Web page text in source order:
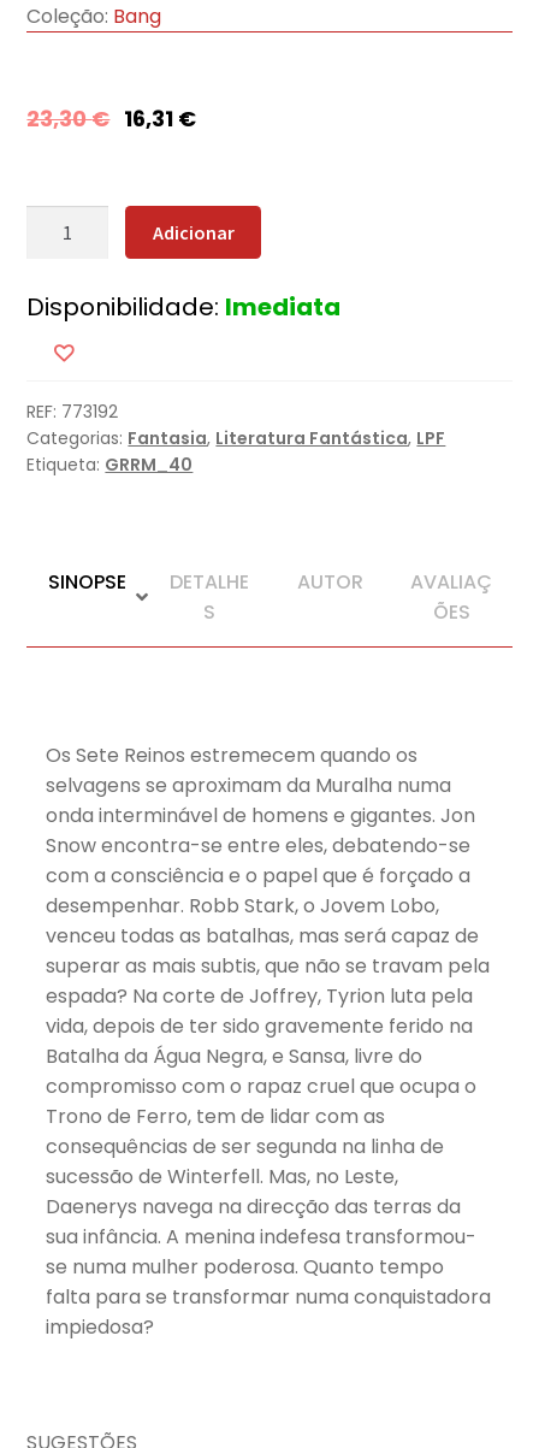
Coleção: Bang
23,30€ 16,31 €
Quantidade
Tormenta
Espadas
(Edição
especial
limitada)
Adicionar
Disponibilidade: Imediata
REF: 773192
Categorias: Fantasia, Literatura Fantástica, LPF
Etiqueta: GRRM_40
SINOPSE
DETALHE
S
AUTOR
AVALIAÇ
ÕES
Os Sete Reinos estremecem quando os
selvagens se aproximam da Muralha numa
onda interminável de homens e gigantes. Jon
Snow encontra-se entre eles, debatendo-se
com a consciência e o papel que é forçado a
desempenhar. Robb Stark, o Jovem Lobo,
venceu todas as batalhas, mas será capaz de
superar as mais subtis, que não se travam pela
espada? Na corte de Joffrey, Tyrion luta pela
vida, depois de ter sido gravemente ferido na
Batalha da Água Negra, e Sansa, livre do
compromisso com o rapaz cruel que ocupa o
Trono de Ferro, tem de lidar com as
consequências de ser segunda na linha de
sucessão de Winterfell. Mas, no Leste,
Daenerys navega na direcção das terras da
sua infância. A menina indefesa transformou-
se numa mulher poderosa. Quanto tempo
falta para se transformar numa conquistadora
impiedosa?